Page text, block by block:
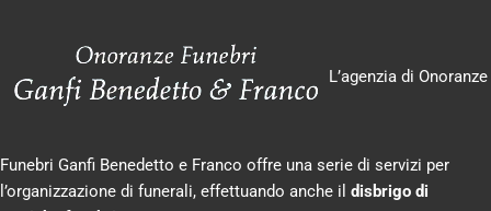
L’agenzia di Onoranze
Funebri Ganfi Benedetto e Franco offre una serie di servizi per
l’organizzazione di funerali, effettuando anche il disbrigo di